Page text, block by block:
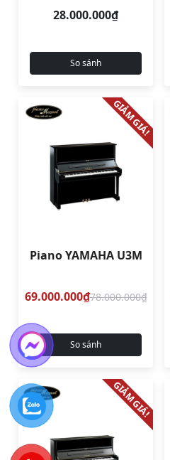
28.000.000₫
So sánh
GIẢM GIÁ!
Piano YAMAHA U3M
69.000.000₫78.000.000₫
So sánh
GIẢM GIÁ!